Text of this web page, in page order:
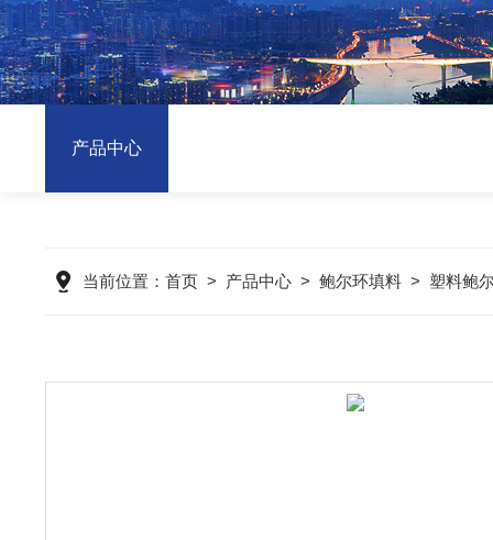
产品中心
当前位置： 首页> 产品中心> 鲍尔环填料> 塑料鲍